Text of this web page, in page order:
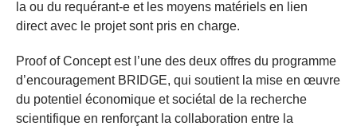
la ou du requérant-e et les moyens matériels en lien
direct avec le projet sont pris en charge.
Proof of Concept est l’une des deux offres du programme
d’encouragement BRIDGE, qui soutient la mise en œuvre
du potentiel économique et sociétal de la recherche
scientifique en renforçant la collaboration entre la